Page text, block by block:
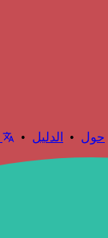
حول • الدليل •